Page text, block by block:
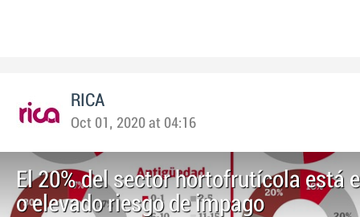
RICA
Oct 01, 2020 at 04:16
El 20% del sector hortofrutícola está
o elevado riesgo de impago